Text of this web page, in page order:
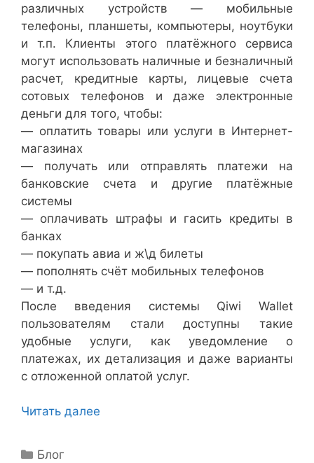
различных устройств — мобильные
телефоны, планшеты, компьютеры, ноутбуки
и т.п. Клиенты этого платёжного сервиса
могут использовать наличные и безналичный
расчет, кредитные карты, лицевые счета
сотовых телефонов и даже электронные
деньги для того, чтобы:
— оплатить товары или услуги в Интернет-
магазинах
— получать или отправлять платежи на
банковские счета и другие платёжные
системы
— оплачивать штрафы и гасить кредиты в
банках
— покупать авиа и ж\д билеты
— пополнять счёт мобильных телефонов
— и т.д.
После введения системы Qiwi Wallet
пользователям стали доступны такие
удобные услуги, как уведомление о
платежах, их детализация и даже варианты
с отложенной оплатой услуг.
Читать далее
Рубрики
Блог